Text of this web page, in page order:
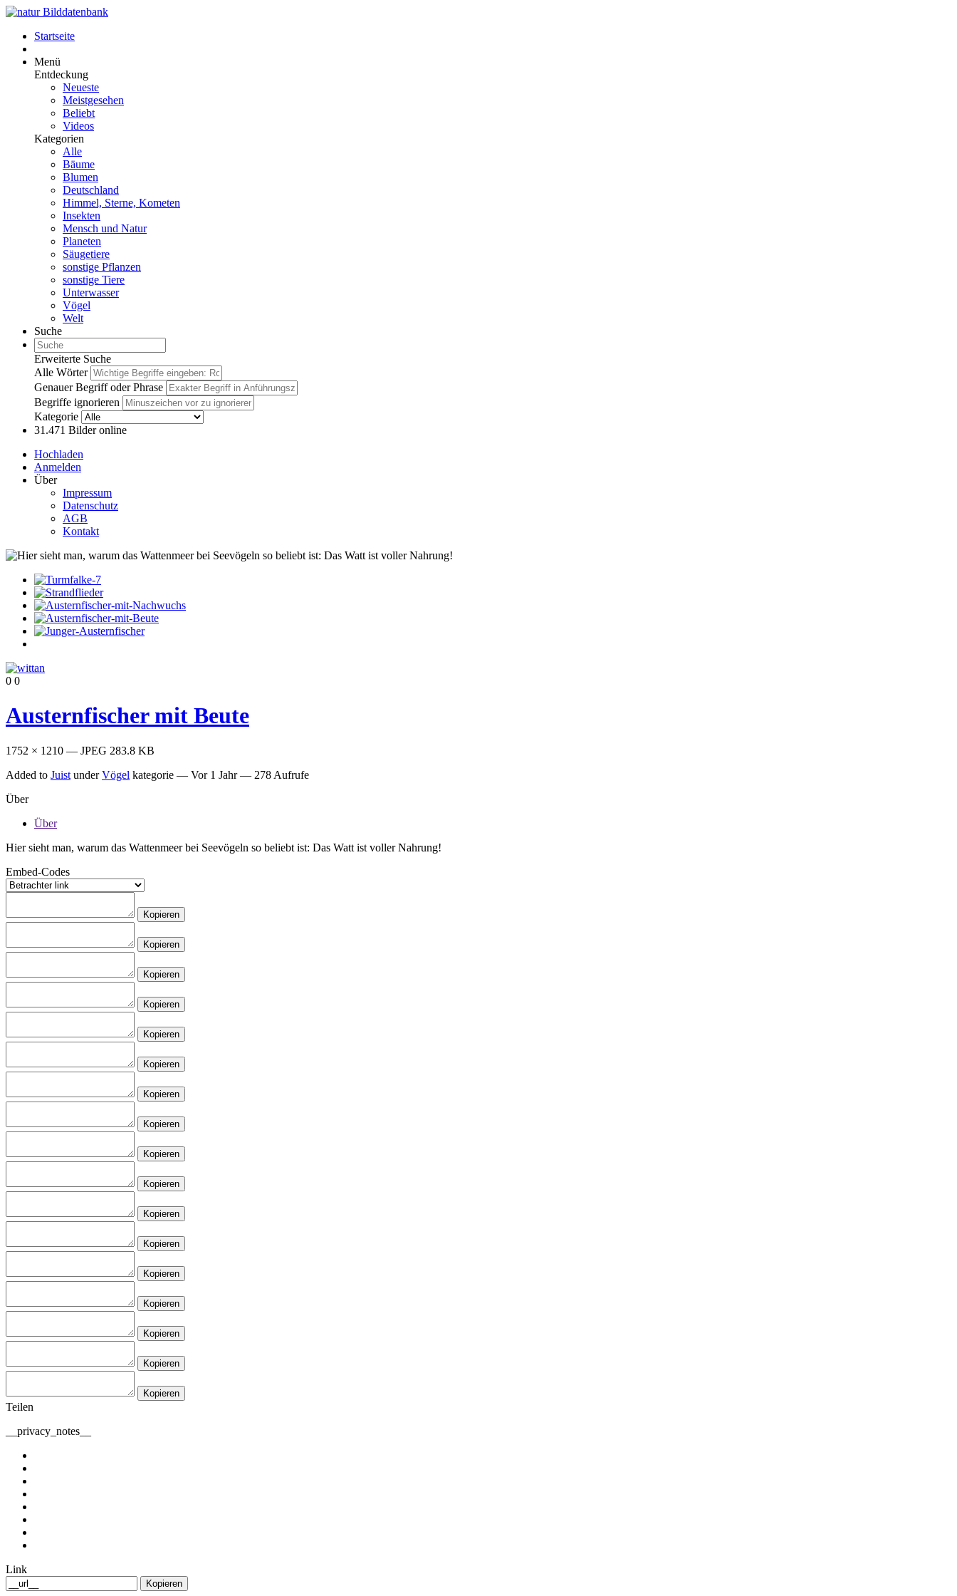
Startseite
Menü
Entdeckung
Neueste
Meistgesehen
Beliebt
Videos
Kategorien
Alle
Bäume
Blumen
Deutschland
Himmel, Sterne, Kometen
Insekten
Mensch und Natur
Planeten
Säugetiere
sonstige Pflanzen
sonstige Tiere
Unterwasser
Vögel
Welt
Suche
Erweiterte Suche
Alle Wörter
Genauer Begriff oder Phrase
Begriffe ignorieren
Kategorie
31.471 Bilder online
Hochladen
Anmelden
Über
Impressum
Datenschutz
AGB
Kontakt
0 0
Austernfischer mit Beute
1752 × 1210 — JPEG 283.8 KB
Added to Juist underVögel kategorie — Vor 1 Jahr— 278 Aufrufe
Über
Über
Hier sieht man, warum das Wattenmeer bei Seevögeln so beliebt ist: Das Watt ist voller Nahrung!
Embed-Codes
Kopieren
Kopieren
Kopieren
Kopieren
Kopieren
Kopieren
Kopieren
Kopieren
Kopieren
Kopieren
Kopieren
Kopieren
Kopieren
Kopieren
Kopieren
Kopieren
Kopieren
Teilen
__privacy_notes__
Link
Kopieren